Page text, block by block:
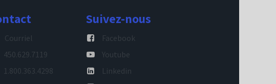
Courriel
450.629.7119
1.800.363.4298
Suivez-nous
Facebook
Youtube
Linkedin